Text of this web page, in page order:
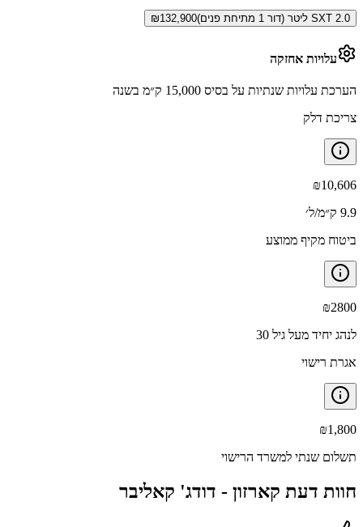
SXT 2.0 ליטר (דור 1 מתיחת פנים) ₪132,900
עלויות אחזקה
הערכת עלויות שנתיות על בסיס 15,000 ק״מ בשנה
צריכת דלק
₪10,606
9.9 ק״מ/ל׳
ביטוח מקיף ממוצע
₪2800
לנהג יחיד מעל גיל 30
אגרת רישוי
₪1,800
תשלום שנתי למשרד הרישוי
חוות דעת קארזון - דודג' קאליבר